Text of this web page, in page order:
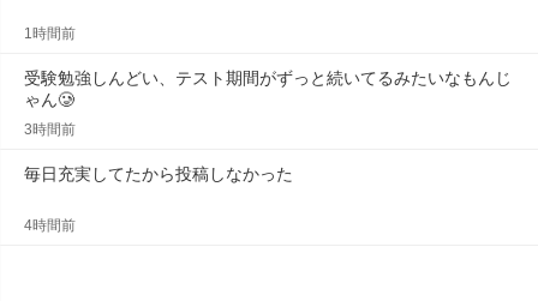
1時間前
受験勉強しんどい、テスト期間がずっと続いてるみたいなもんじ
ゃん🥲
3時間前
毎日充実してたから投稿しなかった
4時間前